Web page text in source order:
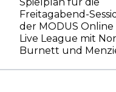
Spielplan für die
Freitagabend-
der MODUS Online
Live League mit
Burnett und